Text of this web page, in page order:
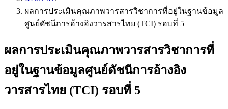
ผลการประเมินคุณภาพวารสารวิชาการที่อยู่ในฐานข้อมูล
ศูนย์ดัชนีการอ้างอิงวารสารไทย (TCI) รอบที่ 5
ผลการประเมินคุณภาพวารสารวิชาการที่
อยู่ในฐานข้อมูลศูนย์ดัชนีการอ้างอิง
วารสารไทย (TCI) รอบที่ 5